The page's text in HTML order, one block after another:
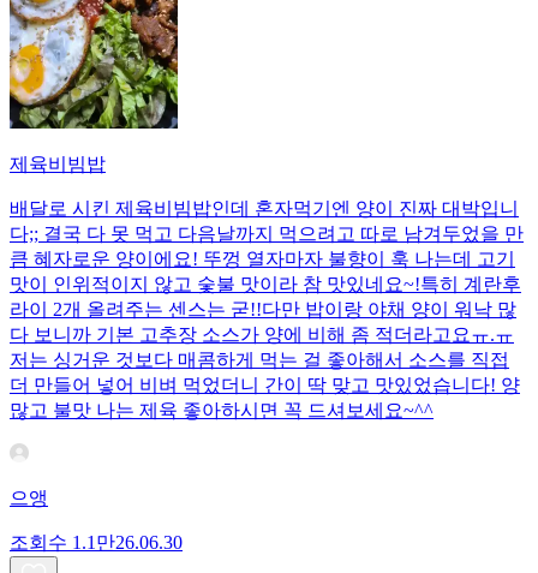
제육비빔밥
배달로 시킨 제육비빔밥인데 혼자먹기엔 양이 진짜 대박입니
다;; 결국 다 못 먹고 다음날까지 먹으려고 따로 남겨두었을 만
큼 혜자로운 양이에요! 뚜껑 열자마자 불향이 훅 나는데 고기
맛이 인위적이지 않고 숯불 맛이라 참 맛있네요~!특히 계란후
라이 2개 올려주는 센스는 굳!! ​다만 밥이랑 야채 양이 워낙 많
다 보니까 기본 고추장 소스가 양에 비해 좀 적더라고요ㅠ.ㅠ
저는 싱거운 것보다 매콤하게 먹는 걸 좋아해서 소스를 직접
더 만들어 넣어 비벼 먹었더니 간이 딱 맞고 맛있었습니다! 양
많고 불맛 나는 제육 좋아하시면 꼭 드셔보세요~^^
으앵
조회수 1.1만26.06.30